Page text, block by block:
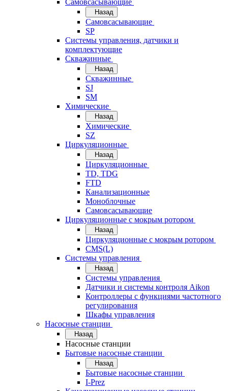
Самовсасывающие
Назад
Самовсасывающие
SP
Системы управления, датчики и
комплектующие
Скважинные
Назад
Скважинные
SJ
SM
Химические
Назад
Химические
SZ
Циркуляционные
Назад
Циркуляционные
TD, TDG
FTD
Канализационные
Моноблочные
Самовсасывающие
Циркуляционные с мокрым ротором
Назад
Циркуляционные с мокрым ротором
CMS(L)
Системы управления
Назад
Системы управления
Датчики и системы контроля Aikon
Контроллеры с функциями частотного
регулирования
Шкафы управления
Насосные станции
Назад
Насосные станции
Бытовые насосные станции
Назад
Бытовые насосные станции
I-Prez